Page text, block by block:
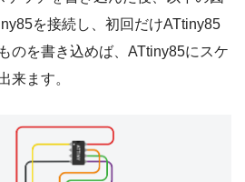
を接続し、初回だけATtiny85
のを書き込めば、ATtiny85にスケ
来ます。